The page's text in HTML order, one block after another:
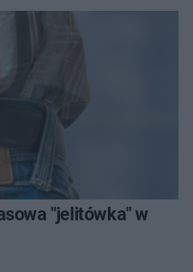
"jelitówka" w